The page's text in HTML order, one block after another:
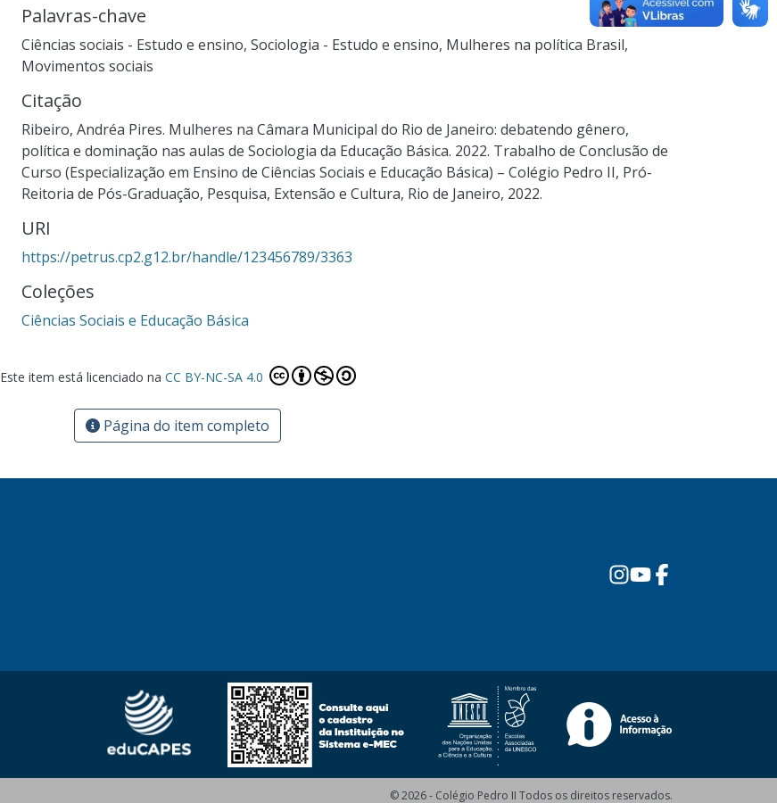
Palavras-chave
Ciências sociais - Estudo e ensino, Sociologia - Estudo e ensino, Mulheres na política Brasil,
Movimentos sociais
Citação
Ribeiro, Andréa Pires. Mulheres na Câmara Municipal do Rio de Janeiro: debatendo gênero,
política e dominação nas aulas de Sociologia da Educação Básica. 2022. Trabalho de Conclusão de
Curso (Especialização em Ensino de Ciências Sociais e Educação Básica) – Colégio Pedro II, Pró-
Reitoria de Pós-Graduação, Pesquisa, Extensão e Cultura, Rio de Janeiro, 2022.
URI
https://petrus.cp2.g12.br/handle/123456789/3363
Coleções
Ciências Sociais e Educação Básica
Este item está licenciado na CC BY-NC-SA 4.0
Página do item completo
© 2026 - Colégio Pedro II Todos os direitos reservados.